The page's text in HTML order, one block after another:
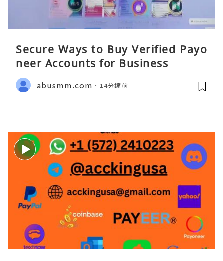
Secure Ways to Buy Verified Payo
neer Accounts for Business
abusmm.com 14分鐘前